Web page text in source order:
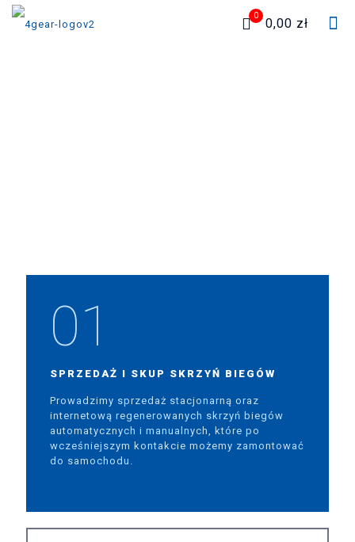
0
0,00 zł
01
SPRZEDAŻ I SKUP SKRZYŃ BIEGÓW
Prowadzimy sprzedaż stacjonarną oraz
internetową regenerowanych skrzyń biegów
automatycznych i manualnych, które po
wcześniejszym kontakcie możemy zamontować
do samochodu.